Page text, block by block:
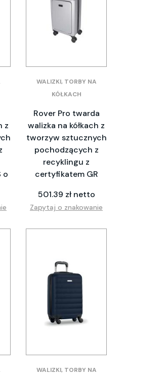
z
o
WALIZKI, TORBY NA
KÓŁKACH
Rover Pro twarda
walizka na kółkach z
tworzyw sztucznych
pochodzących z
recyklingu z
certyfikatem GR
501.39 zł netto
Zapytaj o znakowanie
WALIZKI, TORBY NA